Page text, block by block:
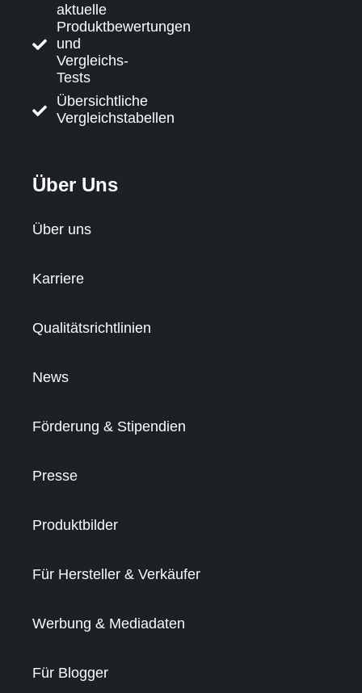
aktuelle
Produktbewertungen
und
Vergleichs-
Tests
Übersichtliche
Vergleichstabellen
Über Uns
Über uns
Karriere
Qualitätsrichtlinien
News
Förderung & Stipendien
Presse
Produktbilder
Für Hersteller & Verkäufer
Werbung & Mediadaten
Für Blogger